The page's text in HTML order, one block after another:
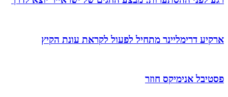
ארקיע דרימליינר מתחיל לפעול לקראת עונת הקיץ
פסטיבל אנימיקס חוזר